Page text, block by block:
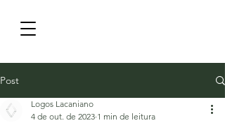
Post
Logos Lacaniano
4 de out. de 2023 1 min de leitura